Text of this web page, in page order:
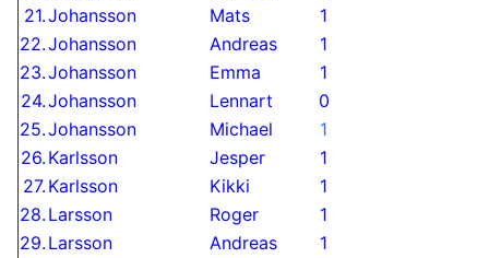
21.Johansson Mats
1
22.Johansson Andreas
1
23.Johansson Emma
1
24.Johansson Lennart
0
25.Johansson Michael
1
26. Karlsson Jesper
1
27. Karlsson Kikki
1
28. Larsson Roger
1
29. Larsson Andreas
1